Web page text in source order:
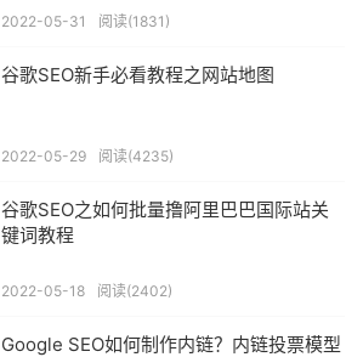
2022-05-31 阅读(1831)
谷歌SEO新手必看教程之网站地图
2022-05-29 阅读(4235)
谷歌SEO之如何批量撸阿里巴巴国际站关
键词教程
2022-05-18 阅读(2402)
Google SEO如何制作内链？内链投票模型